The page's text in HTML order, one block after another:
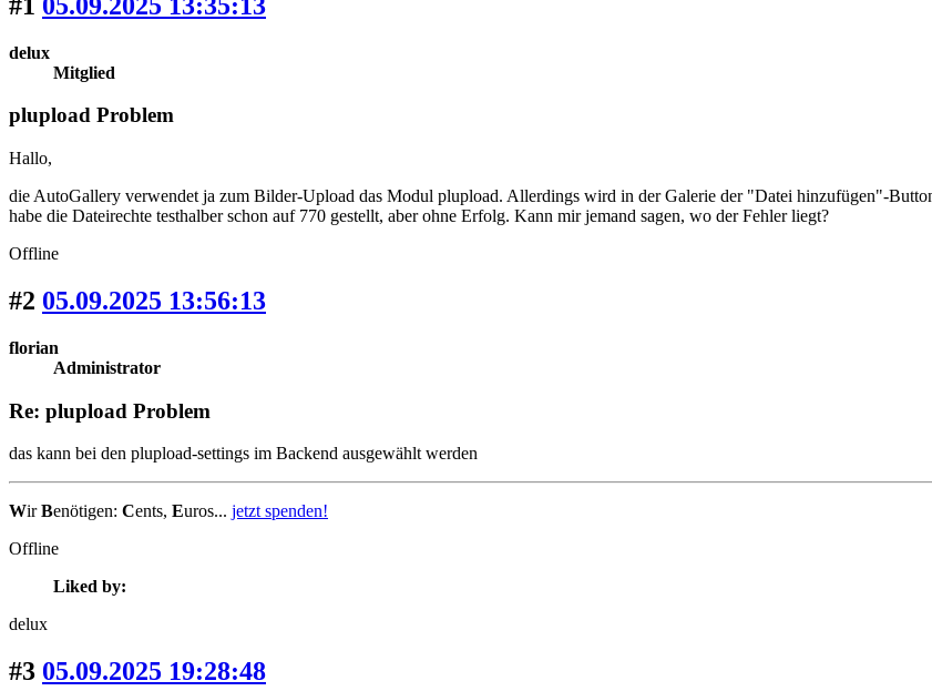
delux
Mitglied
plupload Problem
Hallo,
die AutoGallery verwendet ja zum Bilder-Upload das Modul plupload. Allerdings wird in der Galerie der "Datei hinzufügen"-
habe die Dateirechte testhalber schon auf 770 gestellt, aber ohne Erfolg. Kann mir jemand sagen, wo der Fehler liegt?
Offline
#2 05.09.2025 13:56:13
florian
Administrator
Re: plupload Problem
das kann bei den plupload-settings im Backend ausgewählt werden
WirBenötigen: Cents, Euros... jetzt spenden!
Offline
Liked by:
delux
#3 05.09.2025 19:28:48